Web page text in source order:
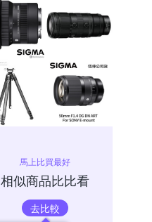
馬上比買最好
相似商品比比看
去比較